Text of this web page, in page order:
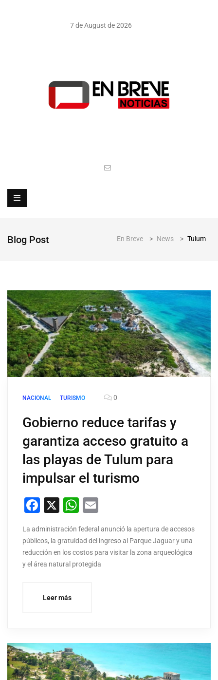
7 de August de 2026
Blog Post En Breve > News > Tulum
NACIONAL TURISMO 0
Gobierno reduce tarifas y
garantiza acceso gratuito a
las playas de Tulum para
impulsar el turismo
Facebook
X WhatsApp
La administración federal anunció la apertura de accesos
públicos, la gratuidad del ingreso al Parque Jaguar y una
reducción en los costos para visitar la zona arqueológica
y el área natural protegida
Leer más